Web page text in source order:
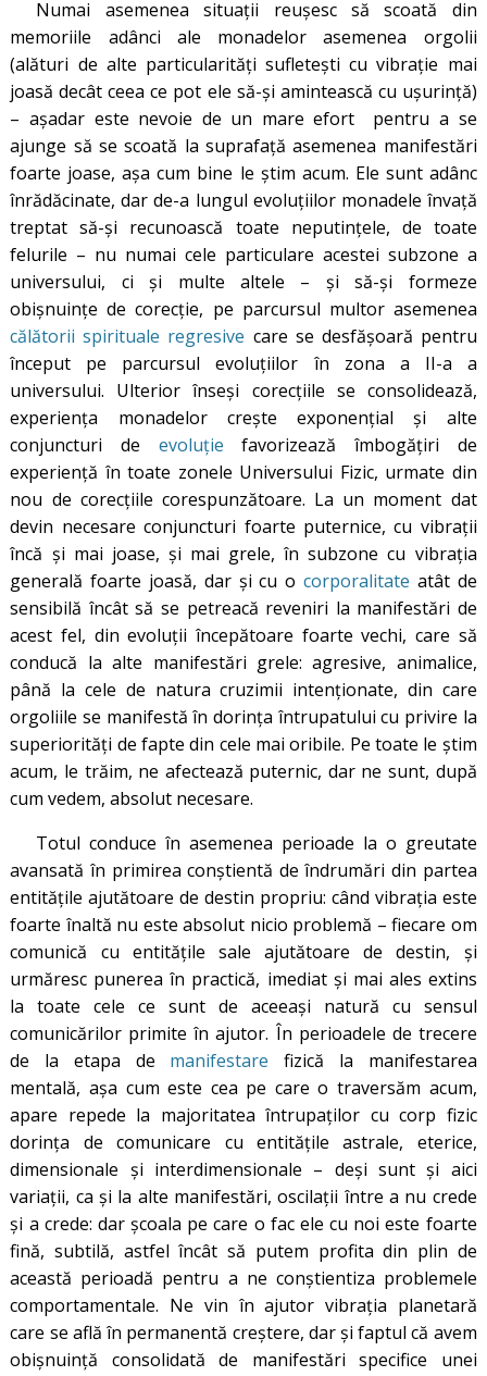
Numai asemenea situații reușesc să scoată din
memoriile adânci ale monadelor asemenea orgolii
(alături de alte particularități sufletești cu vibrație mai
joasă decât ceea ce pot ele să-și amintească cu ușurință)
– așadar este nevoie de un mare efort pentru a se
ajunge să se scoată la suprafață asemenea manifestări
foarte joase, așa cum bine le știm acum. Ele sunt adânc
înrădăcinate, dar de-a lungul evoluțiilor monadele învață
treptat să-și recunoască toate neputințele, de toate
felurile – nu numai cele particulare acestei subzone a
universului, ci și multe altele – și să-și formeze
obișnuințe de corecție, pe parcursul multor asemenea
călătorii spirituale regresive care se desfășoară pentru
început pe parcursul evoluțiilor în zona a II-a a
universului. Ulterior înseși corecțiile se consolidează,
experiența monadelor crește exponențial și alte
conjuncturi de evoluție favorizează îmbogățiri de
experiență în toate zonele Universului Fizic, urmate din
nou de corecțiile corespunzătoare. La un moment dat
devin necesare conjuncturi foarte puternice, cu vibrații
încă și mai joase, și mai grele, în subzone cu vibrația
generală foarte joasă, dar și cu o corporalitate atât de
sensibilă încât să se petreacă reveniri la manifestări de
acest fel, din evoluții începătoare foarte vechi, care să
conducă la alte manifestări grele: agresive, animalice,
până la cele de natura cruzimii intenționate, din care
orgoliile se manifestă în dorința întrupatului cu privire la
superiorități de fapte din cele mai oribile. Pe toate le știm
acum, le trăim, ne afectează puternic, dar ne sunt, după
cum vedem, absolut necesare.
Totul conduce în asemenea perioade la o greutate
avansată în primirea conștientă de îndrumări din partea
entitățile ajutătoare de destin propriu: când vibrația este
foarte înaltă nu este absolut nicio problemă – fiecare om
comunică cu entitățile sale ajutătoare de destin, și
urmăresc punerea în practică, imediat și mai ales extins
la toate cele ce sunt de aceeași natură cu sensul
comunicărilor primite în ajutor. În perioadele de trecere
de la etapa de manifestare fizică la manifestarea
mentală, așa cum este cea pe care o traversăm acum,
apare repede la majoritatea întrupaților cu corp fizic
dorința de comunicare cu entitățile astrale, eterice,
dimensionale și interdimensionale – deși sunt și aici
variații, ca și la alte manifestări, oscilații între a nu crede
și a crede: dar școala pe care o fac ele cu noi este foarte
fină, subtilă, astfel încât să putem profita din plin de
această perioadă pentru a ne conștientiza problemele
comportamentale. Ne vin în ajutor vibrația planetară
care se află în permanentă creștere, dar și faptul că avem
obișnuință consolidată de manifestări specifice unei